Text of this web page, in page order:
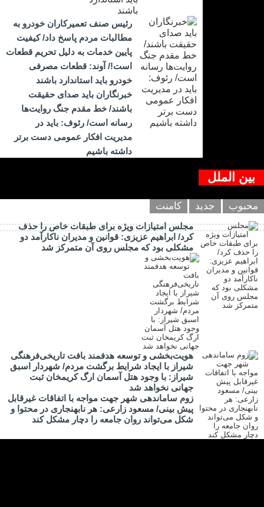
رئیس صنف تعمیرکاران خودرو به
مطالبات مردم پاسخ داد/ کیفیت
پایین خدمات به دلیل تحریم قطعات
است!/ آوند: قطعات مصرفی
خودرو باید استاندارد باشند
خبرنگاران باید صدای حقیقت
باشند/ خط مقدم جنگ روایت‌ها
رسانه است/ رئوف: باید در
مدیریت افکار عمومی دست برتر
داشته باشیم
بین الملل
محبوب جدید کامنت
مجلس امتیازات ویژه برای طبقات خاص را حذف
کرد/ ابراهیم عزیزی: قوانین و مدیران ناکارآمد دو
مشکلی بود که مجلس روی آن متمرکز شد
هویت‌بخشی و توسعه هدفمند بافت تاریخی‌فرهنگی
شیراز با ایجاد شرایط برگشت مردم/ شهردار اسبق
شیراز: با وجود هتل آسمان ارگ کریمخان ثبت
جهانی نخواهد شد
زوم ساماندهی شهر جهت مواجه با اتفاقات غیرقابل
پیش بینی/ مسعود زارعی: هر نابهنجاری در محتوا و
شکل می‌تواند روان جامعه را دچار مشکل کند